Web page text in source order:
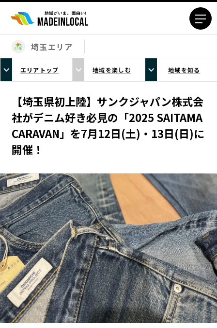
エリアから探す
北海道エリア
青森エリア
岩手エリア
宮城エリア
秋田エリア
山形エリア
福島エリア
茨城エリア
栃木エリア
群馬エリア
埼玉エリア
神奈川エリア
富山エリア
石川エリア
福井エリア
山梨エリア
長野エリア
岐阜エリア
静岡エリア
愛知エリア
三重エリア
滋賀エリア
京都エリア
大阪市エリア
北摂エリア
堺・泉州エリア
河内エリア
兵庫エリア
奈良エリア
和歌山エリア
埼玉エリア
エリアトップ 地域を楽しむ 地域を知る
【埼玉県初上陸】サンクジャパン株式会
社がデニム好き必見の「2025 SAITAMA
CARAVAN」を7月12日(土)・13日(日)に
開催！